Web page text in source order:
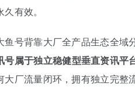
有效。
号背靠大厂全产品生态全域
号属于独立稳健型垂直资讯平
厂流量闭环，拥有独立完整